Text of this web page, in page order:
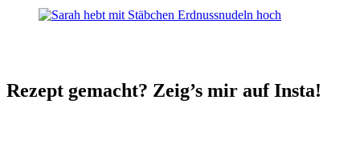
Rezept gemacht? Zeig’s mir auf Insta!